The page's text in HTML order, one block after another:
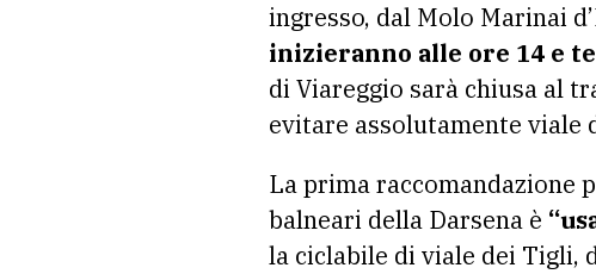
ingresso, dal Molo Marinai
inizieranno alle ore 14 e
di Viareggio sarà chiusa al
evitare assolutamente viale
La prima raccomandazione
balneari della Darsena è
la ciclabile di viale dei Tigli,